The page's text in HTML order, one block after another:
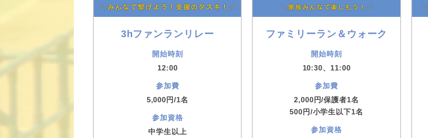
3hファンランリレー
開始時刻
12:00
参加費
5,000円/1名
参加資格
中学生以上
ファミリーラン＆ウォーク
開始時刻
10:30、11:00
参加費
2,000円/保護者1名
500円/小学生以下1名
参加資格